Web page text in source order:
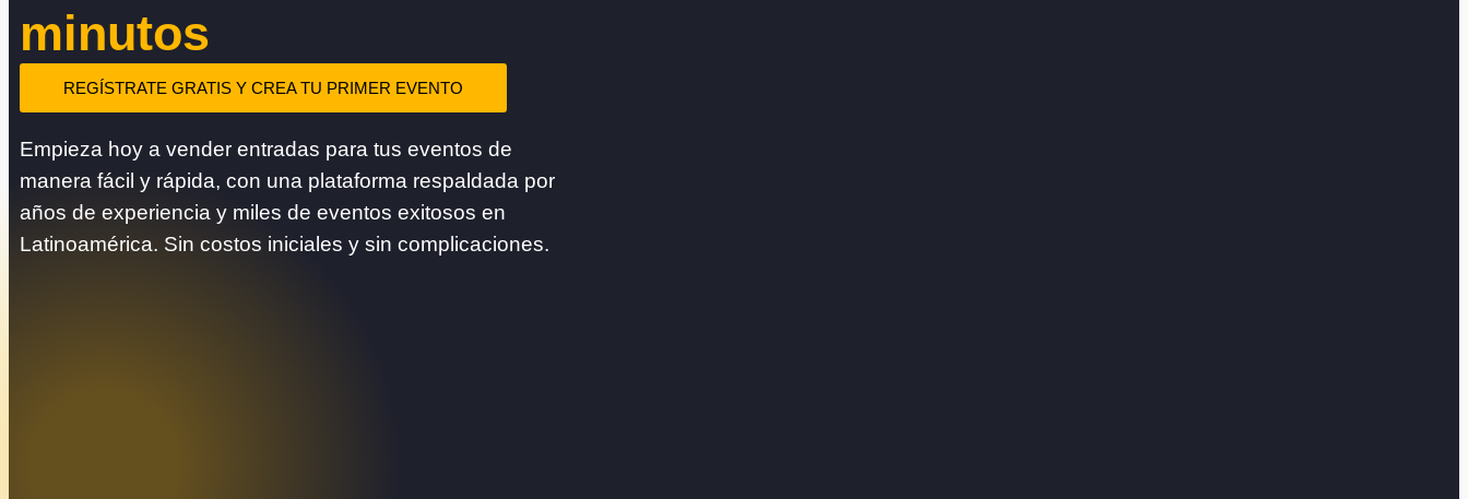
minutos
REGÍSTRATE GRATIS Y CREA TU PRIMER EVENTO
Empieza hoy a vender entradas para tus eventos de
manera fácil y rápida, con una plataforma respaldada por
años de experiencia y miles de eventos exitosos en
Latinoamérica. Sin costos iniciales y sin complicaciones.